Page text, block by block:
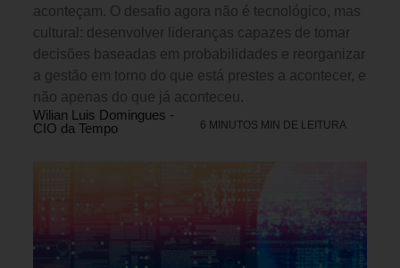
aconteçam. O desafio agora não é tecnológico, mas
cultural: desenvolver lideranças capazes de tomar
decisões baseadas em probabilidades e reorganizar
a gestão em torno do que está prestes a acontecer, e
não apenas do que já aconteceu.
Wilian Luis Domingues -
CIO da Tempo
6 MINUTOS MIN DE LEITURA